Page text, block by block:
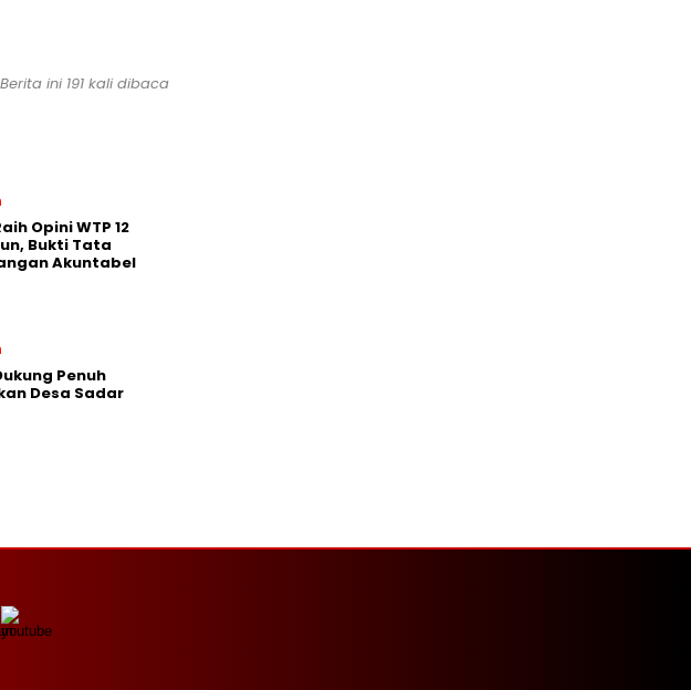
Berita ini 191 kali dibaca
Opini WTP 12
Bukti Tata
Akuntabel
Penuh
Desa Sadar